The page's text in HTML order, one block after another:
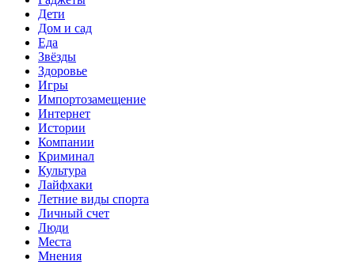
Дети
Дом и сад
Еда
Звёзды
Здоровье
Игры
Импортозамещение
Интернет
Истории
Компании
Криминал
Культура
Лайфхаки
Летние виды спорта
Личный счет
Люди
Места
Мнения